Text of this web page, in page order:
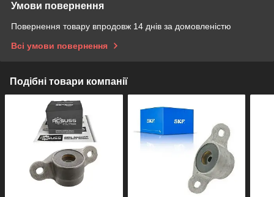
Умови повернення
Повернення товару впродовж 14 днів за домовленістю
Всі умови повернення
Подібні товари компанії